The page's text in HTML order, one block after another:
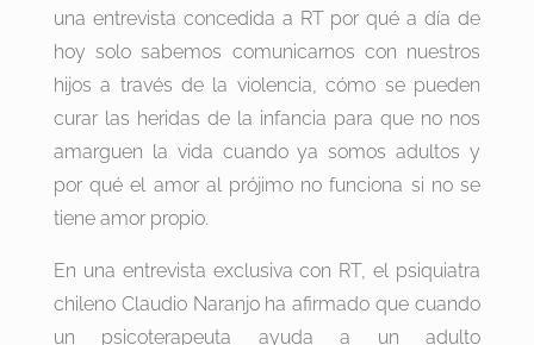
una entrevista concedida a RT por qué a día de
hoy solo sabemos comunicarnos con nuestros
hijos a través de la violencia, cómo se pueden
curar las heridas de la infancia para que no nos
amarguen la vida cuando ya somos adultos y
por qué el amor al prójimo no funciona si no se
tiene amor propio.
En una entrevista exclusiva con RT, el psiquiatra
chileno Claudio Naranjo ha afirmado que cuando
un psicoterapeuta ayuda a un adulto